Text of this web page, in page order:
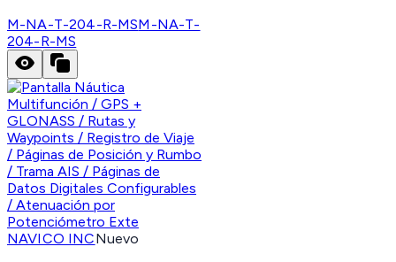
M-NA-T-204-R-MSM-NA-T-
204-R-MS
NAVICO INCNuevo